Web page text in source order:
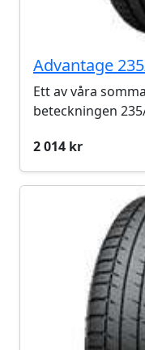
Advantage
Ett av våra
beteckningen
2 014 kr